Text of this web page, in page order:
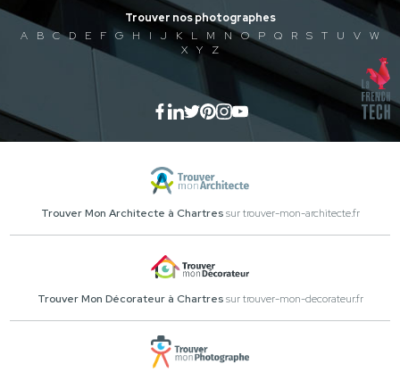
Trouver nos photographes
A
B C D E F G H I J K L M N O P Q R S T U V
W
X
Y Z
Trouver Mon Architecte à Chartressur trouver-mon-architecte.fr
Trouver Mon Décorateur à Chartressur trouver-mon-decorateur.fr